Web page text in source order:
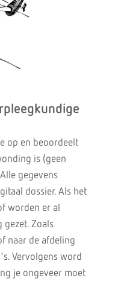
op en beoordeelt
is (geen
gegevens
dossier. Als het
worden er al
gezet. Zoals
naar de afdeling
Vervolgens word
je ongeveer moet